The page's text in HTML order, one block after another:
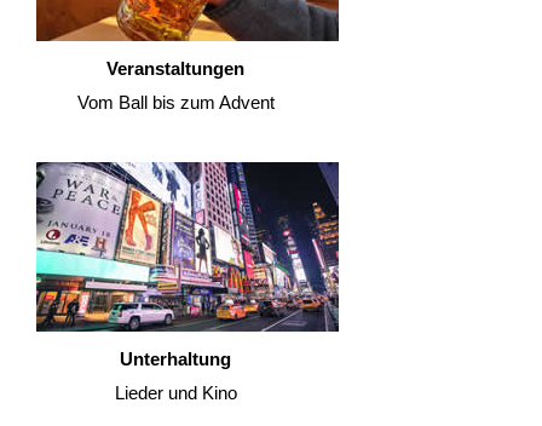
Veranstaltungen
Vom Ball bis zum Advent
Unterhaltung
Lieder und Kino